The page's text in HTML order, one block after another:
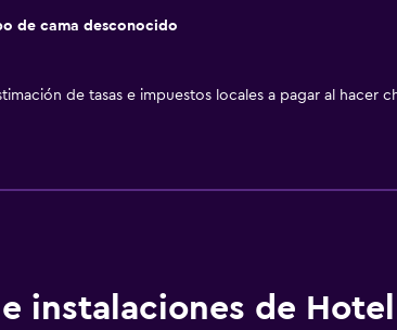
de cama desconocido
de tasas e impuestos locales a pagar al hacer
instalaciones de Hotel